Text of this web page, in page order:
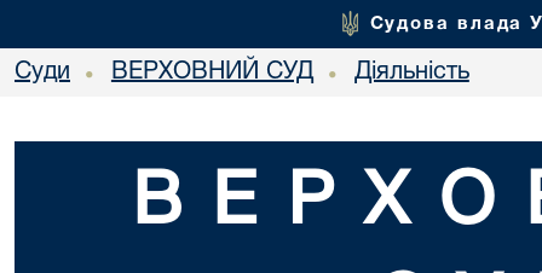
Судова влада
Суди • ВЕРХОВНИЙ СУД • Діяльність